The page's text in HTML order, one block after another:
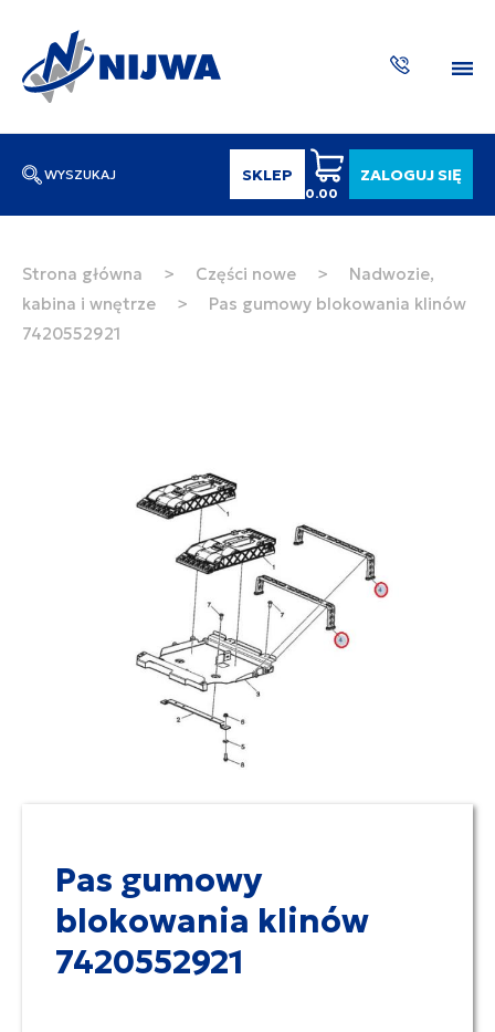
WYSZUKAJ SKLEP
0.00
ZALOGUJ SIĘ
Wpisz numer katalogowy lub nazwę
SZUKAJ
Strona główna > Części nowe >
Nadwozie,
kabina i wnętrze
>
Pas gumowy blokowania klinów
7420552921
Pas gumowy
blokowania klinów
7420552921